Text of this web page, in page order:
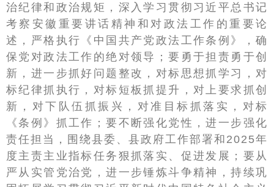
治纪律和政治规矩，深入学习贯彻习近平总书记
考察安徽重要讲话精神和对政法工作的重要论
述，严格执行《中国共产党政法工作条例》，确
保党对政法工作的绝对领导；要勇于担责勇于创
新，进一步抓好问题整改，对标思想抓学习，对
标纪律抓执行，对标短板抓提升，对上要求抓创
新，对下队伍抓振兴，对准目标抓落实，对标
《条例》抓工作；要不断强化党性，进一步强化
责任担当，围绕县委、县政府工作部署和2025年
度主责主业指标任务狠抓落实、促进发展；要从
严从实管党治党，进一步锤炼斗争精神，持续巩